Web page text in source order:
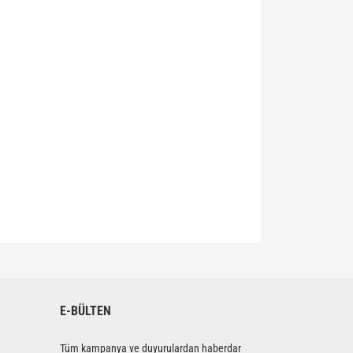
E-BÜLTEN
Tüm kampanya ve duyurulardan haberdar